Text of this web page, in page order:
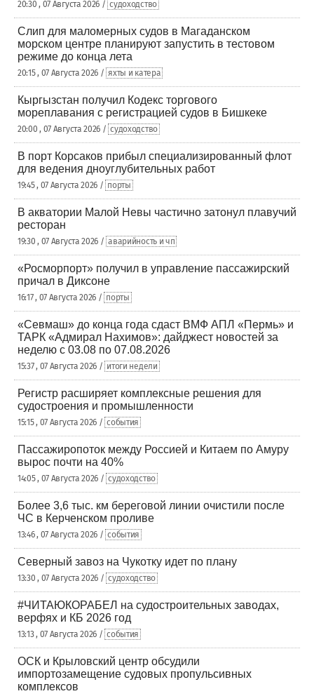
20:30 , 07 Августа 2026 / судоходство
Слип для маломерных судов в Магаданском
морском центре планируют запустить в тестовом
режиме до конца лета
20:15 , 07 Августа 2026 / яхты и катера
Кыргызстан получил Кодекс торгового
мореплавания с регистрацией судов в Бишкеке
20:00 , 07 Августа 2026 / судоходство
В порт Корсаков прибыл специализированный флот
для ведения дноуглубительных работ
19:45 , 07 Августа 2026 / порты
В акватории Малой Невы частично затонул плавучий
ресторан
19:30 , 07 Августа 2026 / аварийность и чп
«Росморпорт» получил в управление пассажирский
причал в Диксоне
16:17 , 07 Августа 2026 / порты
«Севмаш» до конца года сдаст ВМФ АПЛ «Пермь» и
ТАРК «Адмирал Нахимов»: дайджест новостей за
неделю с 03.08 по 07.08.2026
15:37 , 07 Августа 2026 / итоги недели
Регистр расширяет комплексные решения для
судостроения и промышленности
15:15 , 07 Августа 2026 / события
Пассажиропоток между Россией и Китаем по Амуру
вырос почти на 40%
14:05 , 07 Августа 2026 / судоходство
Более 3,6 тыс. км береговой линии очистили после
ЧС в Керченском проливе
13:46 , 07 Августа 2026 / события
Северный завоз на Чукотку идет по плану
13:30 , 07 Августа 2026 / судоходство
#ЧИТАЮКОРАБЕЛ на судостроительных заводах,
верфях и КБ 2026 год
13:13 , 07 Августа 2026 / события
ОСК и Крыловский центр обсудили
импортозамещение судовых пропульсивных
комплексов